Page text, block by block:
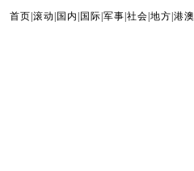
首页 滚动 国内 国际 军事 社会 地方 港澳